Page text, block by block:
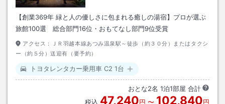
【創業369年 緑と人の優しさに包まれる癒しの湯宿】プロが選ぶ
旅館100選 総合部門16位・おもてなし部門9位受賞
アクセス：
ＪＲ羽越本線あつみ温泉駅～徒歩（約３０分）またはタクシ
ー（約５分）送迎有（要予約）
トヨタレンタカー乗用車 C2 1台
おとな2名 1泊1部屋 合計
税込 47,240円 〜 102,840円